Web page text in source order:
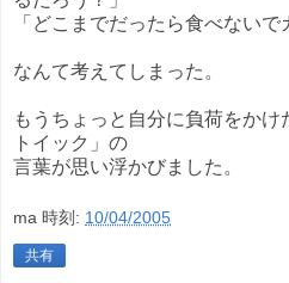
「どこまでだったら食べないで
なんて考えてしまった。
もうちょっと自分に負荷をかけ
トイック」の
言葉が思い浮かびました。
ma 時刻: 10/04/2005
共有